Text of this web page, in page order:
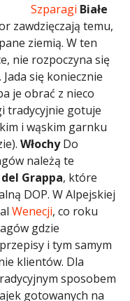
Szparagi Białe
zawdzięczają temu,
ziemią. W ten
nie rozpoczyna się
się koniecznie
je obrać z nieco
tradycyjnie gotuje
i wąskim garnku
WłochyDo
należą te
Grappa, które
DOP. W Alpejskiej
Wenecji, co roku
gdzie
i tym samym
klientów. Dla
sposobem
gotowanych na